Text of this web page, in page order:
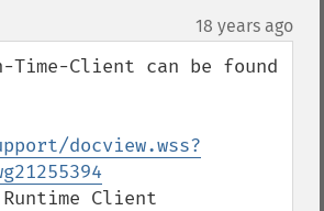
18 years ago
Time-Client can be found
docview.wss?
Client